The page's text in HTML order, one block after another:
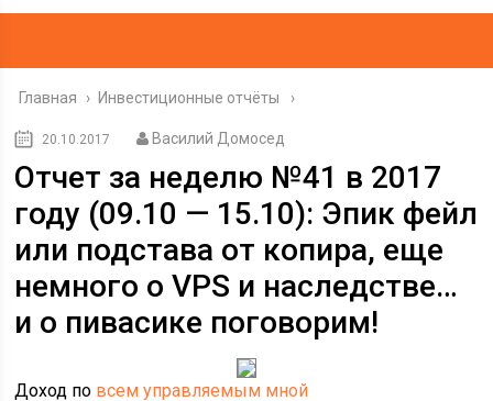
Главная › Инвестиционные отчёты
20.10.2017 Василий Домосед
Отчет за неделю №41 в 2017
году (09.10 — 15.10): Эпик фейл
или подстава от копира, еще
немного о VPS и наследстве…
и о пивасике поговорим!
Доход по всем управляемым мной